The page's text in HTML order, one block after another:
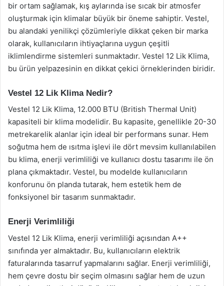
bir ortam sağlamak, kış aylarında ise sıcak bir atmosfer
oluşturmak için klimalar büyük bir öneme sahiptir. Vestel,
bu alandaki yenilikçi çözümleriyle dikkat çeken bir marka
olarak, kullanıcıların ihtiyaçlarına uygun çeşitli
iklimlendirme sistemleri sunmaktadır. Vestel 12 Lik Klima,
bu ürün yelpazesinin en dikkat çekici örneklerinden biridir.
Vestel 12 Lik Klima Nedir?
Vestel 12 Lik Klima, 12.000 BTU (British Thermal Unit)
kapasiteli bir klima modelidir. Bu kapasite, genellikle 20-30
metrekarelik alanlar için ideal bir performans sunar. Hem
soğutma hem de ısıtma işlevi ile dört mevsim kullanılabilen
bu klima, enerji verimliliği ve kullanıcı dostu tasarımı ile ön
plana çıkmaktadır. Vestel, bu modelde kullanıcıların
konforunu ön planda tutarak, hem estetik hem de
fonksiyonel bir tasarım sunmaktadır.
Enerji Verimliliği
Vestel 12 Lik Klima, enerji verimliliği açısından A++
sınıfında yer almaktadır. Bu, kullanıcıların elektrik
faturalarında tasarruf yapmalarını sağlar. Enerji verimliliği,
hem çevre dostu bir seçim olmasını sağlar hem de uzun